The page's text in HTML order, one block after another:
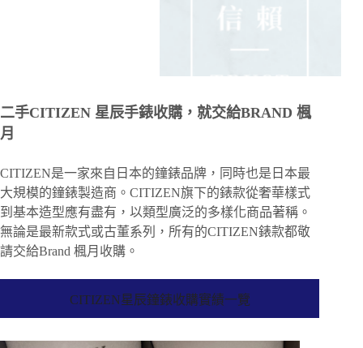
二手CITIZEN 星辰手錶收購，就交給BRAND 楓
月
CITIZEN是一家來自日本的鐘錶品牌，同時也是日本最
大規模的鐘錶製造商。CITIZEN旗下的錶款從奢華樣式
到基本造型應有盡有，以類型廣泛的多樣化商品著稱。
無論是最新款式或古董系列，所有的CITIZEN錶款都敬
請交給Brand 楓月收購。
CITIZEN星辰鐘錶收購實績一覽